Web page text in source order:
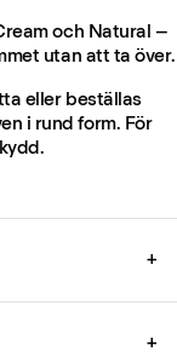
och Natural –
utan att ta över.
eller beställas
i rund form. För
+
+